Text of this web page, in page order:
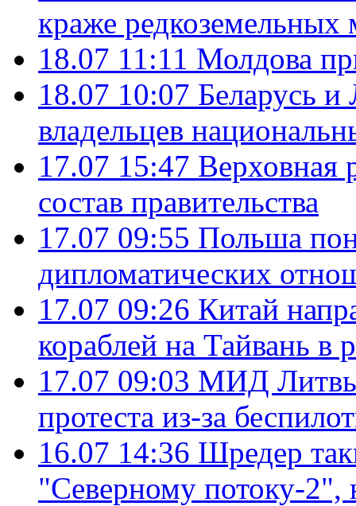
краже редкоземельных
18.07 11:11 Молдова
18.07 10:07 Беларусь
владельцев
17.07 15:47 Верховная
состав правительства
17.07 09:55 Польша
дипломатических
17.07 09:26 Китай
кораблей на Тайвань в
17.07 09:03 МИД Литвы
протеста из-за
16.07 14:36 Шредер
"Северному потоку-2",